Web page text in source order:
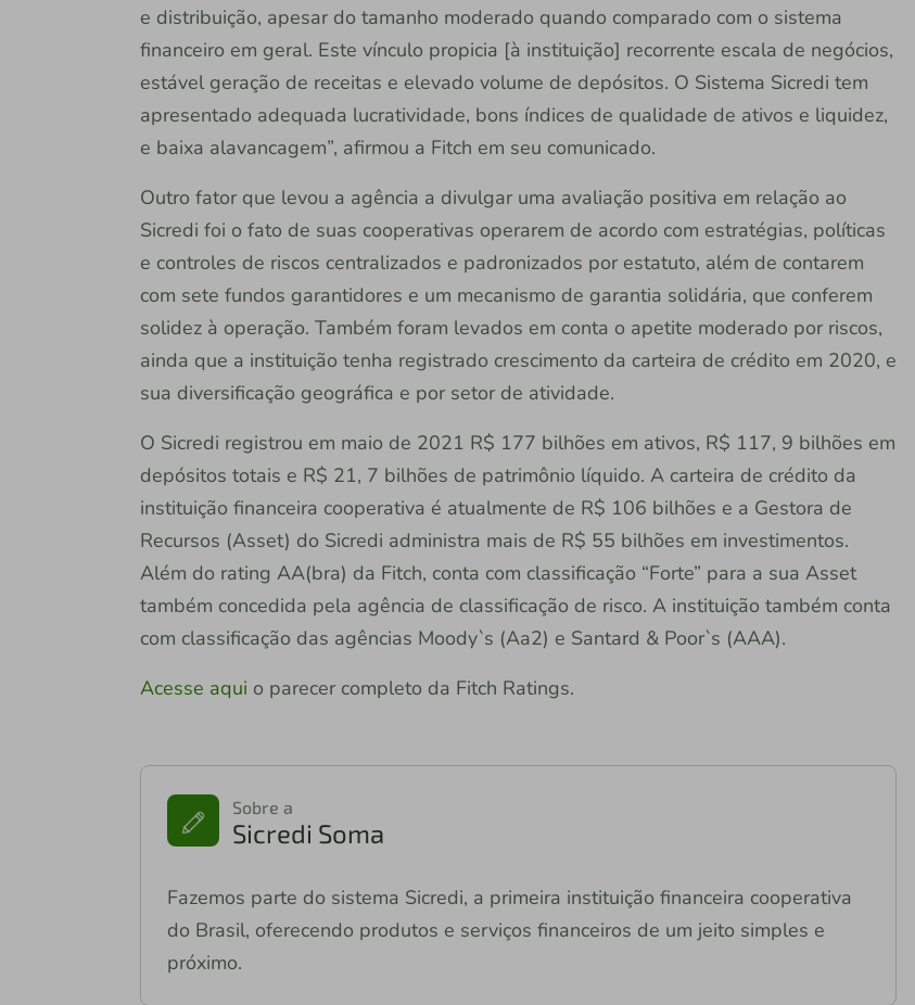
e distribuição, apesar do tamanho moderado quando comparado com o sistema
financeiro em geral. Este vínculo propicia [à instituição] recorrente escala de negócios,
estável geração de receitas e elevado volume de depósitos. O Sistema Sicredi tem
apresentado adequada lucratividade, bons índices de qualidade de ativos e liquidez,
e baixa alavancagem”, afirmou a Fitch em seu comunicado.
Outro fator que levou a agência a divulgar uma avaliação positiva em relação ao
Sicredi foi o fato de suas cooperativas operarem de acordo com estratégias, políticas
e controles de riscos centralizados e padronizados por estatuto, além de contarem
com sete fundos garantidores e um mecanismo de garantia solidária, que conferem
solidez à operação. Também foram levados em conta o apetite moderado por riscos,
ainda que a instituição tenha registrado crescimento da carteira de crédito em 2020, e
sua diversificação geográfica e por setor de atividade.
O Sicredi registrou em maio de 2021 R$ 177 bilhões em ativos, R$ 117, 9 bilhões em
depósitos totais e R$ 21, 7 bilhões de patrimônio líquido. A carteira de crédito da
instituição financeira cooperativa é atualmente de R$ 106 bilhões e a Gestora de
Recursos (Asset) do Sicredi administra mais de R$ 55 bilhões em investimentos.
Além do rating AA(bra) da Fitch, conta com classificação “Forte” para a sua Asset
também concedida pela agência de classificação de risco. A instituição também conta
com classificação das agências Moody`s (Aa2) e Santard & Poor`s (AAA).
Acesse aqui o parecer completo da Fitch Ratings.
Sobre a
Sicredi Soma
Fazemos parte do sistema Sicredi, a primeira instituição financeira cooperativa
do Brasil, oferecendo produtos e serviços financeiros de um jeito simples e
próximo.